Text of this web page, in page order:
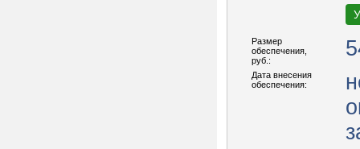
Размер
обеспечения,
руб.:
Дата внесения
обеспечения: